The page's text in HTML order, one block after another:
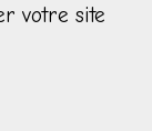
votre site